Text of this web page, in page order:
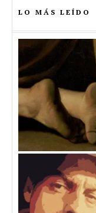
LO MÁS LEÍDO